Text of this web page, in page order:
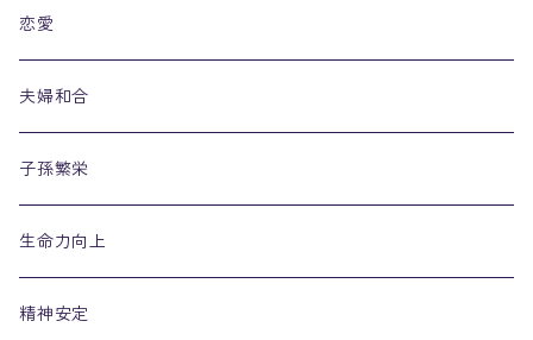
恋愛
夫婦和合
子孫繁栄
生命力向上
精神安定